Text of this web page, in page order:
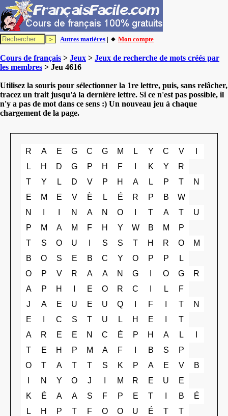
Autres matières | 🔸 Mon compte
Cours de français > Jeux > Jeux de recherche de mots créés par
les membres > Jeu 4616
Utilisez la souris pour sélectionner la 1re lettre, puis, sans relâcher,
tracez un trait jusqu'à la dernière lettre. Si ce n'est pas possible, il
n'y a pas de mot dans ce sens :) Un nouveau jeu à chaque
chargement de la page.
R A E G C G M L Y C V
L
H D G P H F K Y
R
T
Y L D V P H A L P T
N
E
M E V È L É R P B
W
N
N A N O T A T
U
P
M A M F H Y W B M
P
T
S O U S S T H R O
M
B
O S E B C Y O P P
L
O
P V R A A N G O G
R
A
P H E O R C L
F
J
A E U E U Q F T
N
E
C S T U L H E
T
A
R E E N C É P H A L
T
E H P M A F B S
P
O
T A T T S K P A E V
B
N Y O J M R E U
E
K
É A A S F P E T B
É
L
H P T F O O U É T
T